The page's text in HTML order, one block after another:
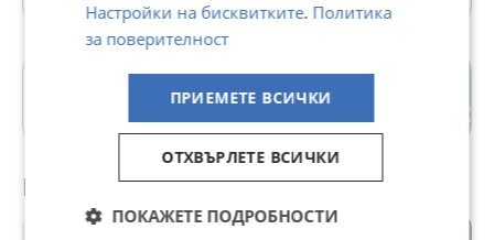
Препоръчани за теб
Настройки на бисквитките. Политика
за поверителност
ПРИЕМЕТЕ ВСИЧКИ
ОТХВЪРЛЕТЕ ВСИЧКИ
ПОКАЖЕТЕ ПОДРОБНОСТИ